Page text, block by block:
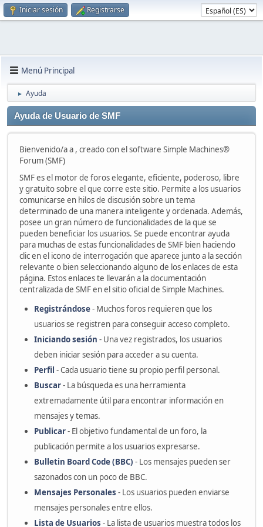
Iniciar sesión Registrarse
Menú Principal
► Ayuda
Ayuda de Usuario de SMF
Bienvenido/a a , creado con el software Simple Machines®
Forum (SMF)
SMF es el motor de foros elegante, eficiente, poderoso, libre
y gratuito sobre el que corre este sitio. Permite a los usuarios
comunicarse en hilos de discusión sobre un tema
determinado de una manera inteligente y ordenada. Además,
posee un gran número de funcionalidades de la que se
pueden beneficiar los usuarios. Se puede encontrar ayuda
para muchas de estas funcionalidades de SMF bien haciendo
clic en el icono de interrogación que aparece junto a la sección
relevante o bien seleccionando alguno de los enlaces de esta
página. Estos enlaces te llevarán a la documentación
centralizada de SMF en el sitio oficial de Simple Machines.
Registrándose- Muchos foros requieren que los
usuarios se registren para conseguir acceso completo.
Iniciando sesión - Una vez registrados, los usuarios
deben iniciar sesión para acceder a su cuenta.
Perfil - Cada usuario tiene su propio perfil personal.
Buscar- La búsqueda es una herramienta
extremadamente útil para encontrar información en
mensajes y temas.
Publicar- El objetivo fundamental de un foro, la
publicación permite a los usuarios expresarse.
Bulletin Board Code (BBC) - Los mensajes pueden ser
sazonados con un poco de BBC.
Mensajes Personales - Los usuarios pueden enviarse
mensajes personales entre ellos.
Lista de Usuarios - La lista de usuarios muestra todos los